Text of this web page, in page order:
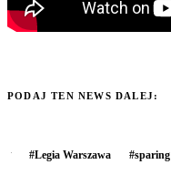
PODAJ TEN NEWS DALEJ:
#Legia Warszawa #sparing